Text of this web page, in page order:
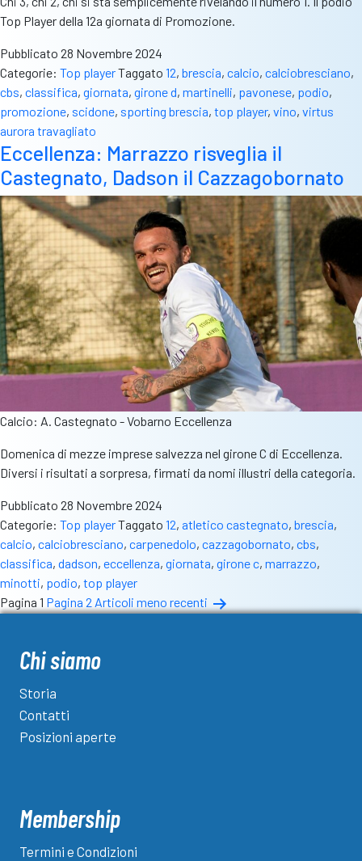
Top Player della 12a giornata di Promozione.
Pubblicato 28 Novembre 2024
Categorie: Top playerTaggato 12, brescia, calcio, calciobresciano,
cbs, classifica, giornata, girone d, martinelli, pavonese, podio,
promozione, scidone, sporting brescia, top player, vino, virtus
aurora travagliato
Eccellenza: Marrazzo risveglia il
Castegnato, Dadson il Cazzagobornato
Calcio: A. Castegnato - Vobarno Eccellenza
Domenica di mezze imprese salvezza nel girone C di Eccellenza.
Diversi i risultati a sorpresa, firmati da nomi illustri della categoria.
Pubblicato 28 Novembre 2024
Categorie: Top playerTaggato 12, atletico castegnato, brescia,
calcio, calciobresciano, carpenedolo, cazzagobornato, cbs,
classifica, dadson, eccellenza, giornata, girone c, marrazzo,
minotti, podio, top player
Paginazione
articoli
Pagina 1 Pagina 2 Articoli meno recenti
Chi siamo
Storia
Contatti
Posizioni aperte
Membership
Termini e Condizioni